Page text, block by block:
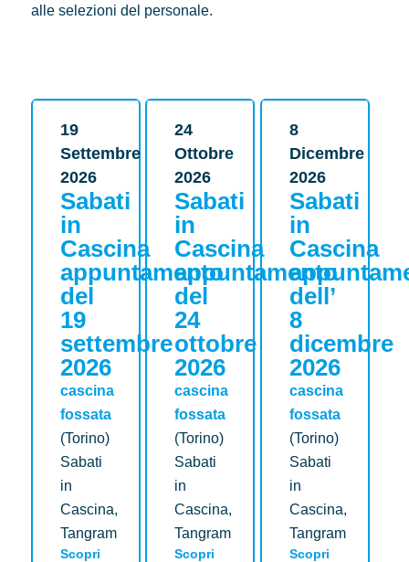
alle selezioni del personale.
19
Settembre
2026
Sabati
in
Cascina
appuntamento
del
19
settembre
2026
cascina
fossata
(Torino)
Sabati
in
Cascina,
Tangram
Scopri
24
Ottobre
2026
Sabati
in
Cascina
appuntamento
del
24
ottobre
2026
cascina
fossata
(Torino)
Sabati
in
Cascina,
Tangram
Scopri
8
Dicembre
2026
Sabati
in
Cascina
dell’
8
dicembre
2026
cascina
fossata
(Torino)
Sabati
in
Cascina,
Tangram
Scopri